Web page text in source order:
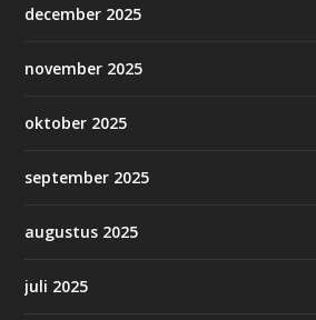
december 2025
november 2025
oktober 2025
september 2025
augustus 2025
juli 2025